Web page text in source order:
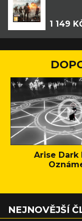
1 149
Arise Dark
NEJNOVĚJŠÍ